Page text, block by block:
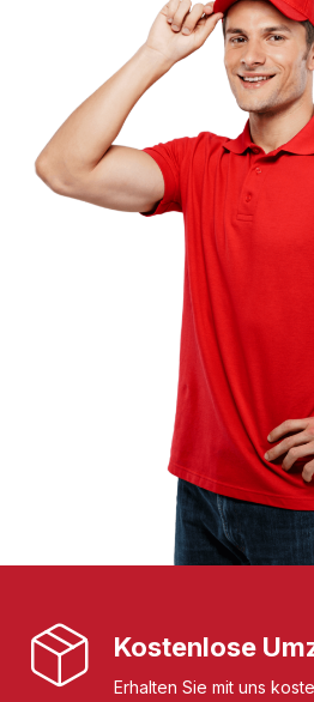
Kostenlose
Erhalten Sie mit uns